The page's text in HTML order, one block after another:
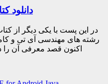
دانلود
در این پست با یکی دیگر از
رشته های مهندسی آی تی و
اکنون قصد معرفی آن را